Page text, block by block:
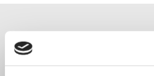
Ihr Schlüssel zu
Klarheit und Erfolg